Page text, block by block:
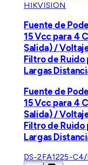
HIKVISION
Fuente de
15 Vcc para 4
Salida) /
Filtro de Ruido
Largas
Fuente de
15 Vcc para 4
Salida) /
Filtro de Ruido
Largas
DS-2FA1225-